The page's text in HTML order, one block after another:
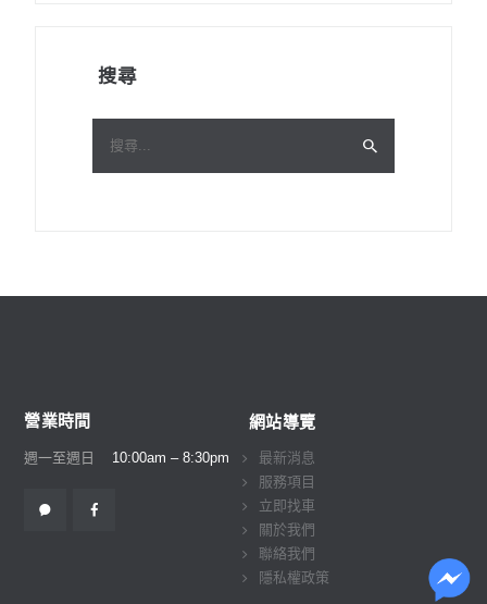
搜尋
關
營業時間
週一至週日 10:00am – 8:30pm
網站導覽
最新消息
服務項目
立即找車
關於我們
聯絡我們
隱私權政策